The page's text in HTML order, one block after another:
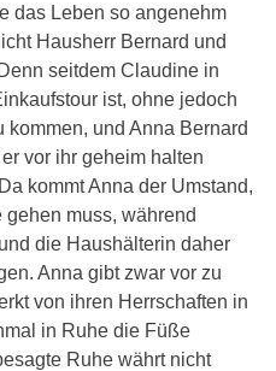
das Leben so angenehm
Hausherr Bernard und
seitdem Claudine in
ist, ohne jedoch
und Anna Bernard
vor ihr geheim halten
kommt Anna der Umstand,
muss, während
die Haushälterin daher
Anna gibt zwar vor zu
von ihren Herrschaften in
in Ruhe die Füße
Ruhe währt nicht